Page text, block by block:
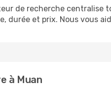
de recherche centralise
durée et prix. Nous vous
à Muan